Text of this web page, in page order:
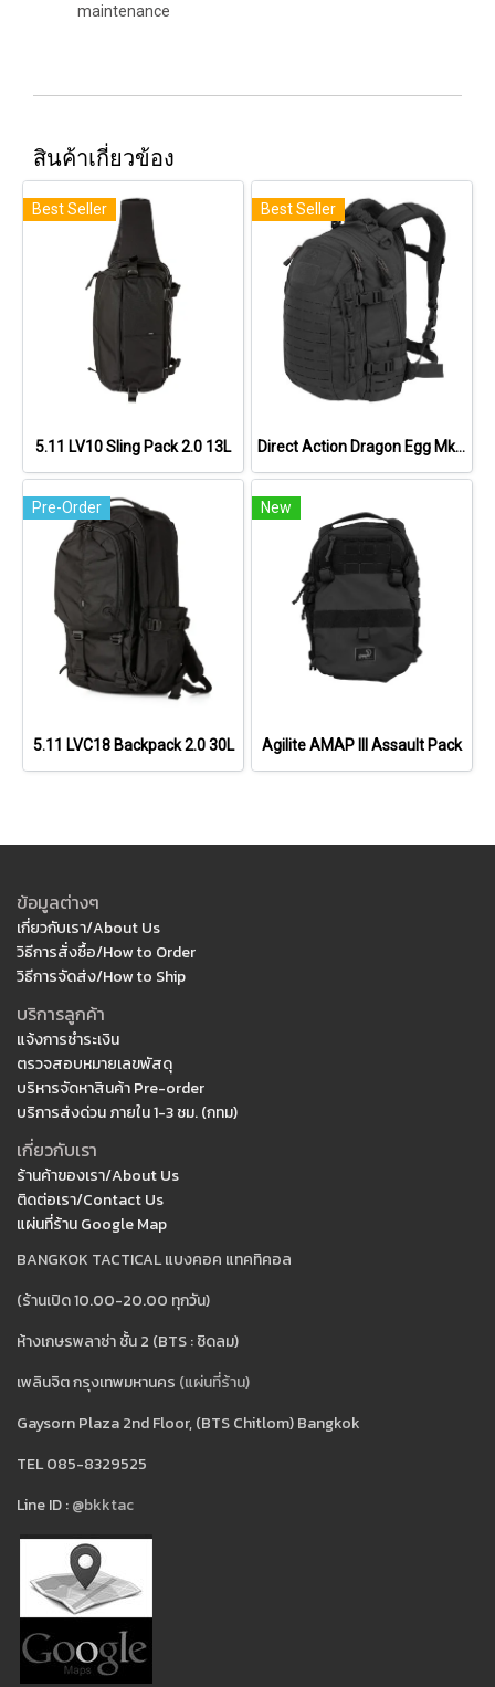
maintenance
สินค้าเกี่ยวข้อง
Best Seller
5.11 LV10 Sling Pack 2.0 13L
Best Seller
Direct Action Dragon Egg Mk II Backpack
Pre-Order
5.11 LVC18 Backpack 2.0 30L
New
Agilite AMAP III Assault Pack
ข้อมูลต่างๆ
เกี่ยวกับเรา/About Us
วิธีการสั่งซื้อ/How to Order
วิธีการจัดส่ง/How to Ship
บริการลูกค้า
แจ้งการชำระเงิน
ตรวจสอบหมายเลขพัสดุ
บริหารจัดหาสินค้า Pre-order
บริการส่งด่วน ภายใน 1-3 ชม. (กทม)
เกี่ยวกับเรา
ร้านค้าของเรา/About Us
ติดต่อเรา/Contact Us
แผ่นที่ร้าน Google Map
BANGKOK TACTICAL แบงคอค แทคทิคอล
(ร้านเปิด 10.00-20.00 ทุกวัน)
ห้างเกษรพลาซ่า ชั้น 2 (BTS : ชิดลม)
เพลินจิต กรุงเทพมหานคร (แผ่นที่ร้าน)
Gaysorn Plaza 2nd Floor, (BTS Chitlom) Bangkok
TEL 085-8329525
Line ID :@bkktac